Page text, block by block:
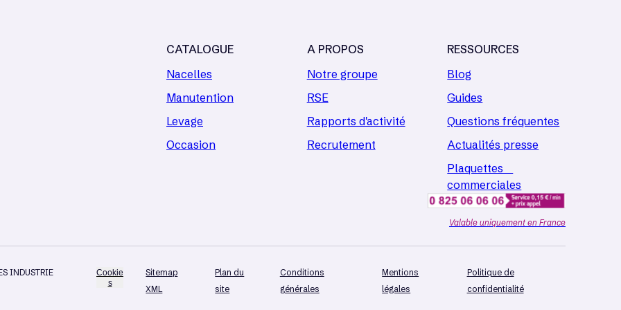
CATALOGUE
Nacelles
Manutention
Levage
Occasion
A PROPOS
Notre groupe
RSE
Rapports d'activité
Recrutement
RESSOURCES
Blog
Guides
Questions fréquentes
Actualités presse
Plaquettes
commerciales
Valable uniquement en France
INDUSTRIE
Cookie
s
Sitemap
XML
Plan du
site
Conditions
générales
Mentions
légales
Politique de
confidentialité